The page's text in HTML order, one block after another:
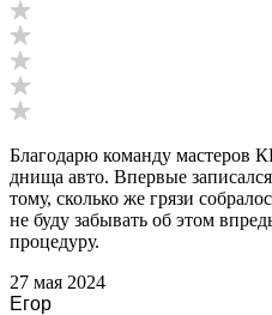
Благодарю команду мастеров
днища авто. Впервые
тому, сколько же грязи
не буду забывать об этом
процедуру.
27 мая 2024
Егор